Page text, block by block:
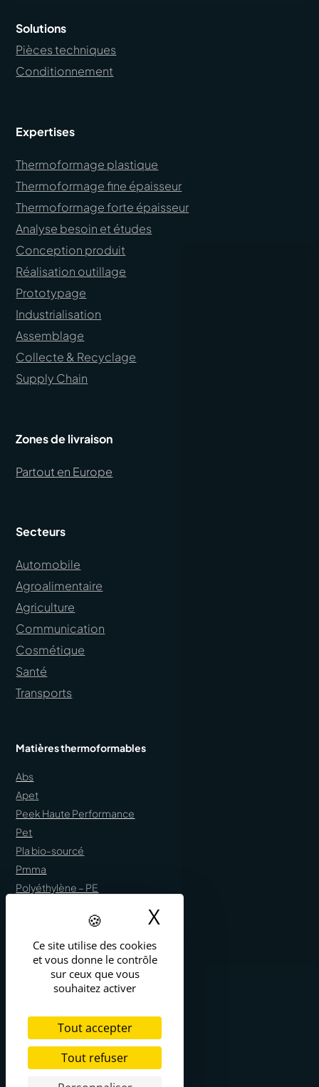
Ce site utilise des cookies
et vous donne le contrôle
sur ceux que vous
souhaitez activer
Tout accepter
Tout refuser
X
Solutions
Pièces techniques
Conditionnement
Expertises
Thermoformage plastique
Thermoformage fine épaisseur
Thermoformage forte épaisseur
Analyse besoin et études
Conception produit
Réalisation outillage
Prototypage
Industrialisation
Assemblage
Collecte & Recyclage
Supply Chain
Zones de livraison
Partout en Europe
Secteurs
Automobile
Agroalimentaire
Agriculture
Communication
Cosmétique
Santé
Transports
Matières thermoformables
Abs
Apet
Peek Haute Performance
Pet
Pla bio-sourcé
Pmma
Polyéthylène – PE
Polypropylène – PP
PVC
Politique de confidentialité
Mentions légales